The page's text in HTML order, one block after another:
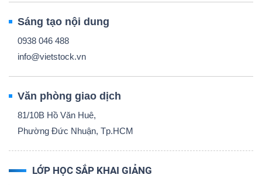
Sáng tạo nội dung
0938 046 488
info@vietstock.vn
Văn phòng giao dịch
81/10B Hồ Văn Huê,
Phường Đức Nhuận, Tp.HCM
LỚP HỌC SẮP KHAI GIẢNG